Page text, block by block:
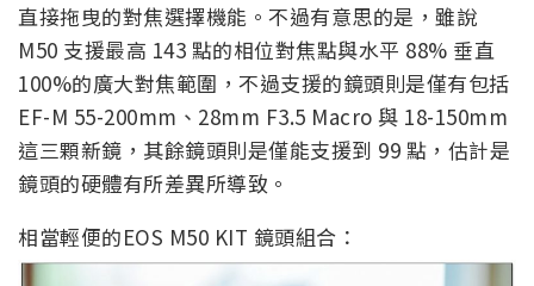
直接拖曳的對焦選擇機能。不過有意思的是，雖說
M50 支援最高 143 點的相位對焦點與水平 88% 垂直
100%的廣大對焦範圍，不過支援的鏡頭則是僅有包括
EF-M 55-200mm、28mm F3.5 Macro 與 18-150mm
這三顆新鏡，其餘鏡頭則是僅能支援到 99 點，估計是
鏡頭的硬體有所差異所導致。
相當輕便的EOS M50 KIT 鏡頭組合：